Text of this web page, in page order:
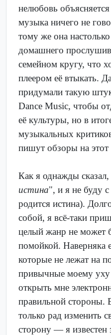
нелюбовь
музыка ничего не
тому же она
домашнего
семейном кругу, что
плеером её втыкать.
придумали такую
Dance Music, чтобы
её культуры, но в
музыкальных
пишут обзоры на этот
Как я однажды
истина", и я не буду
родится истина).
собой, я всё-таки
целый жанр не может
помойкой. Наверняка
которые не лежат на
привычные моему
открыть мне
правильной стороны.
только рад изменить
сторону — я известен